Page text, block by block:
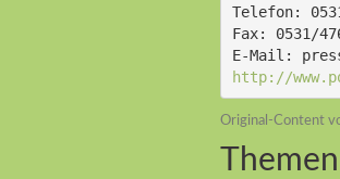
Telefon:
Fax: 0531/
E-Mail:
http://
Original-Content